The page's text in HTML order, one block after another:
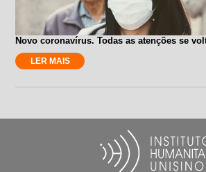
Novo coronavírus. Todas as atenções se
LER MAIS